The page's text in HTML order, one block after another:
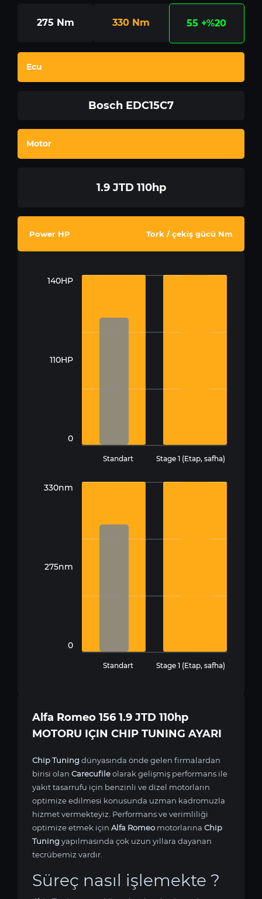
275 Nm 330 Nm 55 +%20
Ecu
Bosch EDC15C7
Motor
1.9 JTD 110hp
Power HP Tork / çekiş gücü Nm
140HP
110HP
0
Standart Stage 1 (Etap, safha)
330nm
275nm
0
Standart Stage 1 (Etap, safha)
Alfa Romeo 156 1.9 JTD 110hp
MOTORU IÇIN CHIP TUNING AYARI
Chip Tuningdünyasında önde gelen firmalardan
birisi olan Carecufileolarak gelişmiş performans ile
yakıt tasarrufu için benzinli ve dizel motorların
optimize edilmesi konusunda uzman kadromuzla
hizmet vermekteyiz. Performans ve verimliliği
optimize etmek için Alfa Romeo motorlarına Chip
Tuningyapılmasında çok uzun yıllara dayanan
tecrübemiz vardır.
Süreç nasıl işlemekte ?